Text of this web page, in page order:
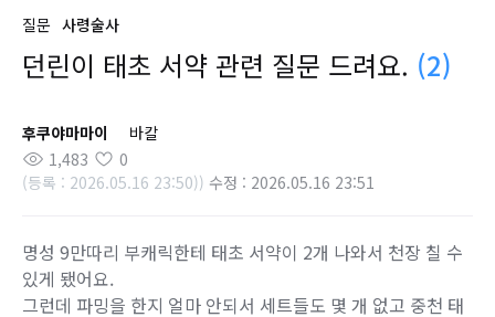
질문 사령술사
던린이 태초 서약 관련 질문 드려요. (2)
후쿠야마마이
바칼
1,483
0
(등록 : 2026.05.16 23:50)) 수정 : 2026.05.16 23:51
명성 9만따리 부캐릭한테 태초 서약이 2개 나와서 천장 칠 수
있게 됐어요.
그런데 파밍을 한지 얼마 안되서 세트들도 몇 개 없고 중천 태